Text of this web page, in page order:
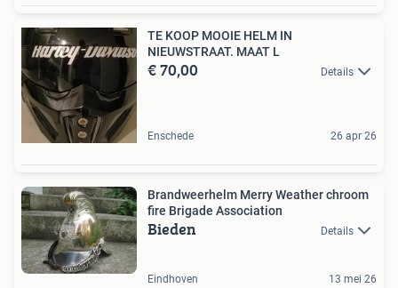
TE KOOP MOOIE HELM IN
NIEUWSTRAAT. MAAT L
€ 70,00 Details
Enschede 26 apr 26
Brandweerhelm Merry Weather chroom
fire Brigade Association
Bieden Details
Eindhoven 13 mei 26